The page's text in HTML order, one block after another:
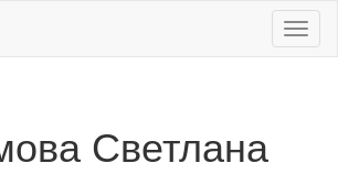
Светлана